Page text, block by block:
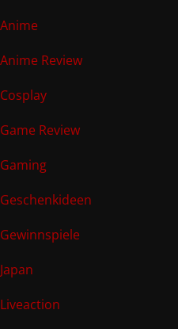
Anime
Anime Review
Cosplay
Game Review
Gaming
Geschenkideen
Gewinnspiele
Japan
Liveaction